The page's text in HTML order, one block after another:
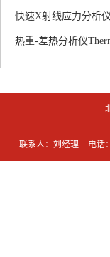
快速X射线应力分析
热重-差热分析仪
联系人：刘经理 电话